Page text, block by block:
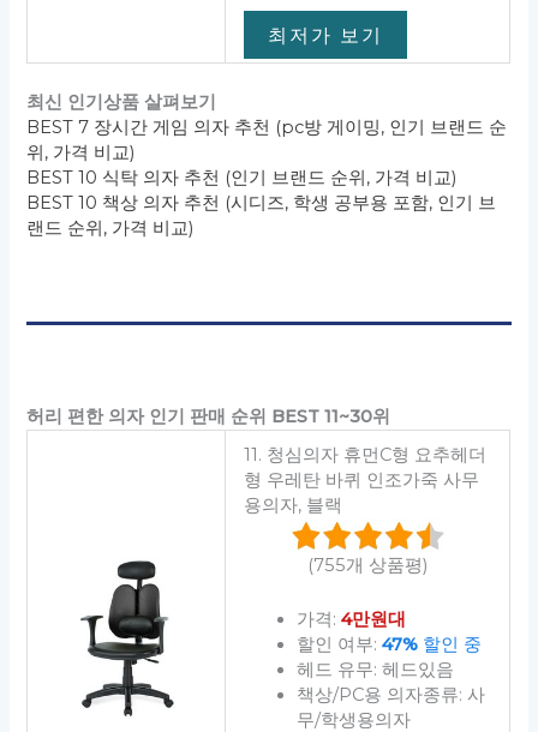
최저가 보기
최신 인기상품 살펴보기
BEST 7 장시간 게임 의자 추천 (pc방 게이밍, 인기 브랜드 순
위, 가격 비교)
BEST 10 식탁 의자 추천 (인기 브랜드 순위, 가격 비교)
BEST 10 책상 의자 추천 (시디즈, 학생 공부용 포함, 인기 브
랜드 순위, 가격 비교)
허리 편한 의자 인기 판매 순위 BEST 11~30위
11. 청심의자 휴먼C형 요추헤더
형 우레탄 바퀴 인조가죽 사무
용의자, 블랙
(755개 상품평)
가격: 4만원대
할인 여부: 47%할인 중
헤드 유무: 헤드있음
책상/PC용 의자종류: 사
무/학생용의자